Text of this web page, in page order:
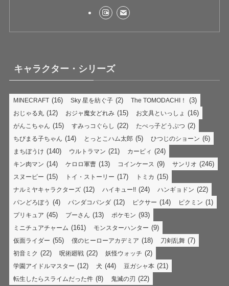
キャラクター・シリーズ
MINECRAFT (16) Sky 星を紡ぐ子 (2) The TOMODACHI！ (3)
おじゃる丸 (12) おジャ魔女どれみ (15) お文具といっしょ (16)
がんこちゃん (15) すみっコぐらし (22) たべっ子どうぶつ (2)
ちびまる子ちゃん (14) とっとこハム太郎 (5) ひつじのショーン (6)
まちぼうけ (140) ウルトラマン (21) カービィ (24)
キン肉マン (14) ケロロ軍曹 (13) コインケース (9) サンリオ (246)
スヌーピー (15) トイ・ストーリー (17) トミカ (15)
ナルミヤキャラクターズ (12) ハイキュー!! (24) ハンギョドン (22)
パンどろぼう (4) パンダコパンダ (12) ピクサー (14) ピクミン (1)
プリキュア (45) プーさん (13) ポケモン (93)
ミニチュアチャーム (161) モンスターハンター (9)
仮面ライダー (55) 僕のヒーローアカデミア (18) 刀剣乱舞 (7)
初音ミク (22) 呪術廻戦 (22) 妖怪ウォッチ (2)
学園アイドルマスター (12) 犬 (44) 豆ガシャ本 (21)
転生したらスライムだった件 (8) 鬼滅の刃 (22)